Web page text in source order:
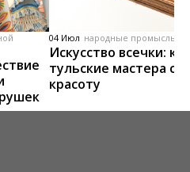
04 Июл народные промыслы,
Искусство всечки: как
тульские мастера
красоту